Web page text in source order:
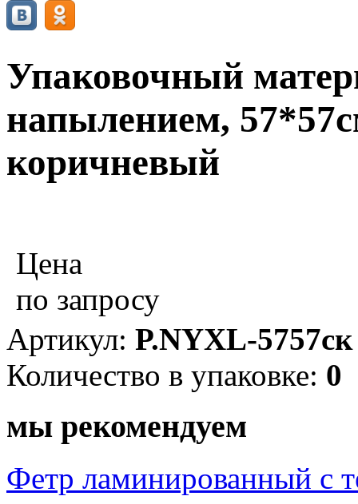
Упаковочный
напылением,
коричневый
Цена
по запросу
Артикул: P.NYXL-5757ск
Количество в упаковке: 0
мы рекомендуем
Фетр ламинированный с